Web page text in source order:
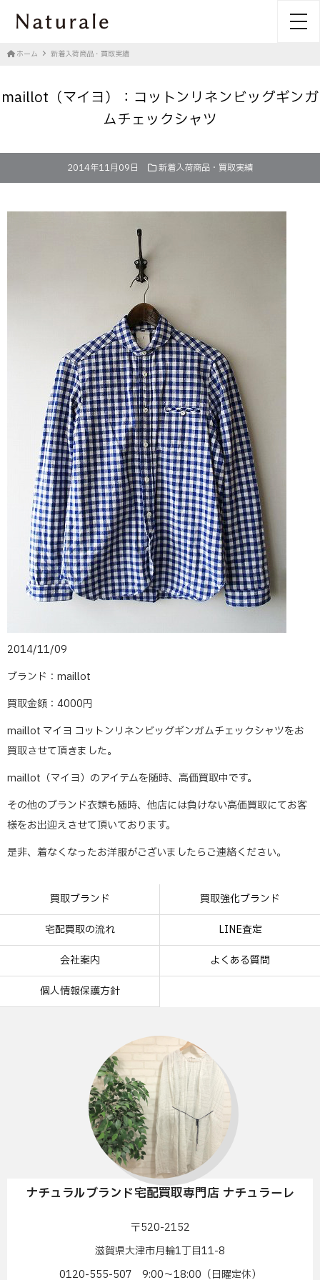
ホーム 新着入荷商品・買取実績
maillot（マイヨ）：コットンリネンビッグギンガ
ムチェックシャツ
2014年11月09日 新着入荷商品・買取実績
2014/11/09
ブランド：maillot
買取金額：4000円
maillot マイヨ コットンリネンビッグギンガムチェックシャツをお
買取させて頂きました。
maillot（マイヨ）のアイテムを随時、高価買取中です。
その他のブランド衣類も随時、他店には負けない高価買取にてお客
様をお出迎えさせて頂いております。
是非、着なくなったお洋服がございましたらご連絡ください。
買取ブランド 買取強化ブランド
宅配買取の流れ LINE査定
会社案内 よくある質問
個人情報保護方針
ナチュラルブランド宅配買取専門店 ナチュラーレ
〒520-2152
滋賀県大津市月輪1丁目11-8
0120-555-507 9:00〜18:00（日曜定休）